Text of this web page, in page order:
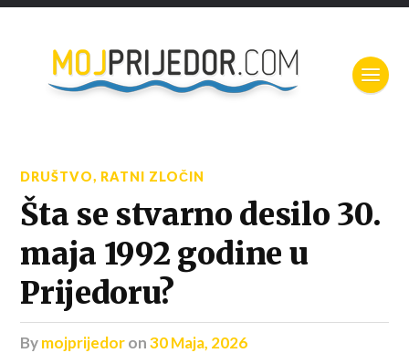
DRUŠTVO, RATNI ZLOČIN
Šta se stvarno desilo 30.
maja 1992 godine u
Prijedoru?
bymojprijedoron30 Maja, 2026